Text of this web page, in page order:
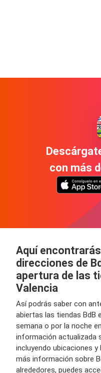
con más
Aquí
direcciones de
apertura de las
Valencia
Así podrás saber con
abiertas las tiendas BdB
semana o por la noche
información actualizada
incluyendo ubicaciones
más información sobre
alrededores, puedes